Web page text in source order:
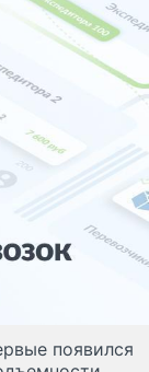
появился